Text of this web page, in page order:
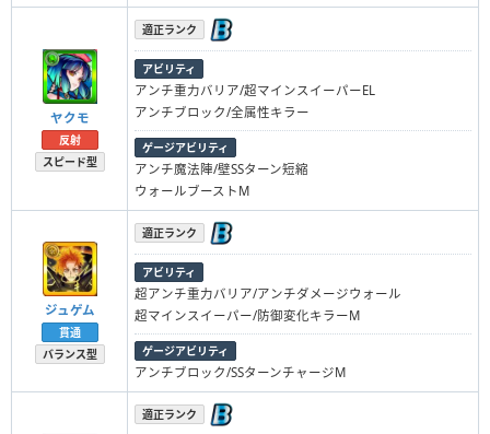
ヤクモ
反射
スピード型
適正ランク
アビリティ
アンチ重力バリア/超マインスイーパーEL
アンチブロック/全属性キラー
ゲージアビリティ
アンチ魔法陣/壁SSターン短縮
ウォールブーストM
ジュゲム
貫通
バランス型
適正ランク
アビリティ
超アンチ重力バリア/アンチダメージウォール
超マインスイーパー/防御変化キラーM
ゲージアビリティ
アンチブロック/SSターンチャージM
適正ランク